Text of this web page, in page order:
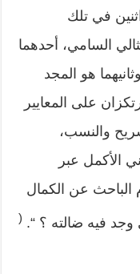
في تلك
السامي، أحدهما
هو المجد
على المعايير
والنسب،
الأكمل عبر
الباحث عن الكمال
وجد فيه ضالته ؟ “. (